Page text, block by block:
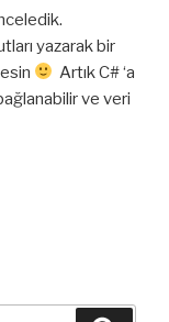
yazarak bir
Artık C# ‘a
ve veri